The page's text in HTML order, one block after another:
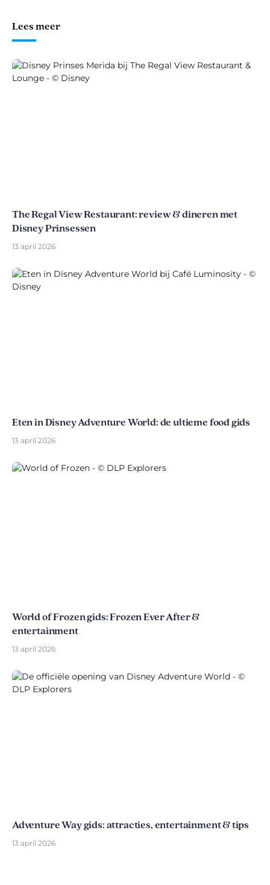
Lees meer
The Regal View Restaurant: review & dineren met
Disney Prinsessen
13 april 2026
Eten in Disney Adventure World: de ultieme food gids
13 april 2026
World of Frozen gids: Frozen Ever After &
entertainment
13 april 2026
Adventure Way gids: attracties, entertainment & tips
13 april 2026